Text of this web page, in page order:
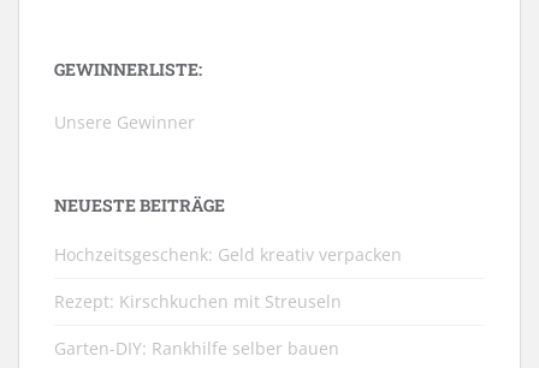
GEWINNERLISTE:
Unsere Gewinner
NEUESTE BEITRÄGE
Hochzeitsgeschenk: Geld kreativ verpacken
Rezept: Kirschkuchen mit Streuseln
Garten-DIY: Rankhilfe selber bauen